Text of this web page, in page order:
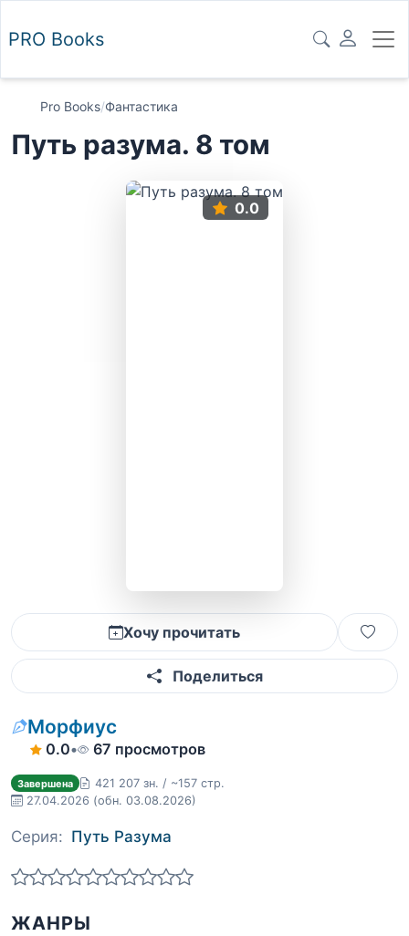
PRO Books
Pro Books/Фантастика
Путь разума. 8 том
0.0
Хочу прочитать
Поделиться
Морфиус
0.0• 67 просмотров
Завершена
421 207 зн. / ~157 стр.
27.04.2026 (обн. 03.08.2026)
Серия: Путь Разума
ЖАНРЫ